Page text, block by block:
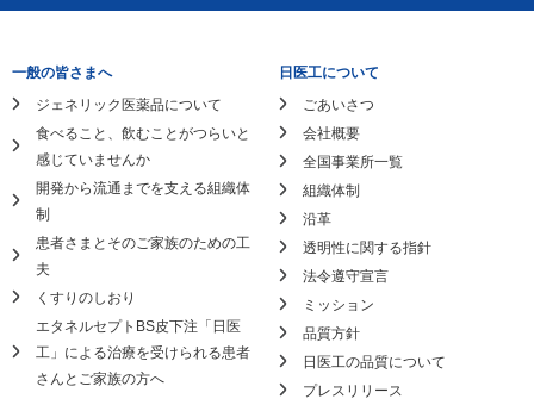
一般の皆さまへ
ジェネリック医薬品について
食べること、飲むことがつらいと
感じていませんか
開発から流通までを支える組織体
制
患者さまとそのご家族のための工
夫
くすりのしおり
エタネルセプトBS皮下注「日医
工」による治療を受けられる患者
さんとご家族の方へ
日医工について
ごあいさつ
会社概要
全国事業所一覧
組織体制
沿革
透明性に関する指針
法令遵守宣言
ミッション
品質方針
日医工の品質について
プレスリリース